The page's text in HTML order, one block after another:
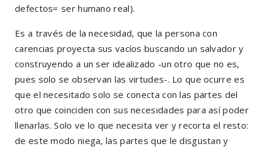
defectos= ser humano real).
Es a través de la necesidad, que la persona con
carencias proyecta sus vacíos buscando un salvador y
construyendo a un ser idealizado -un otro que no es,
pues solo se observan las virtudes-. Lo que ocurre es
que el necesitado solo se conecta con las partes del
otro que coinciden con sus necesidades para así poder
llenarlas. Solo ve lo que necesita ver y recorta el resto:
de este modo niega, las partes que le disgustan y